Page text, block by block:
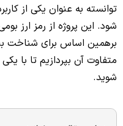
توانسته به عنوان یکی از
برهمین اساس برای شناخت
متفاوت آن بپردازیم تا با
شوید.